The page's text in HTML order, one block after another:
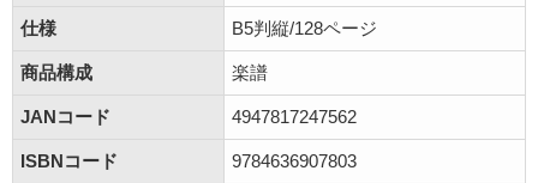
仕様 B5判縦/128ページ
商品構成 楽譜
JANコード 4947817247562
ISBNコード 9784636907803